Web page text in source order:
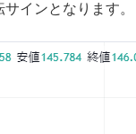
インとなります。